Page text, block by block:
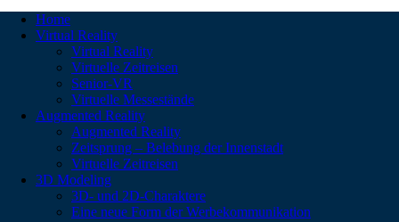
Home
Virtual Reality
Virtual Reality
Virtuelle Zeitreisen
Senior-VR
Virtuelle Messestände
Augmented Reality
Augmented Reality
Zeitsprung – Belebung der Innenstadt
Virtuelle Zeitreisen
3D Modeling
3D- und 2D-Charaktere
Eine neue Form der Werbekommunikation